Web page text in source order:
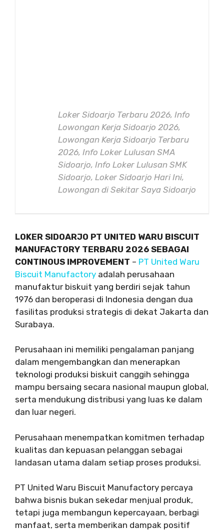
Loker Sidoarjo Terbaru 2026, Info
Lowongan Kerja Sidoarjo 2026,
Lowongan Kerja Sidoarjo Terbaru
2026, Info Loker Lulusan SMA
Sidoarjo, Info Loker Lulusan SMK
Sidoarjo, Loker Sidoarjo Hari Ini,
Lowongan di Sekitar Saya Sidoarjo
LOKER SIDOARJO PT UNITED WARU BISCUIT
MANUFACTORY TERBARU 2026 SEBAGAI
CONTINOUS IMPROVEMENT – PT United Waru
Biscuit Manufactory adalah perusahaan
manufaktur biskuit yang berdiri sejak tahun
1976 dan beroperasi di Indonesia dengan dua
fasilitas produksi strategis di dekat Jakarta dan
Surabaya.
Perusahaan ini memiliki pengalaman panjang
dalam mengembangkan dan menerapkan
teknologi produksi biskuit canggih sehingga
mampu bersaing secara nasional maupun global,
serta mendukung distribusi yang luas ke dalam
dan luar negeri.
Perusahaan menempatkan komitmen terhadap
kualitas dan kepuasan pelanggan sebagai
landasan utama dalam setiap proses produksi.
PT United Waru Biscuit Manufactory percaya
bahwa bisnis bukan sekedar menjual produk,
tetapi juga membangun kepercayaan, berbagi
manfaat, serta memberikan dampak positif